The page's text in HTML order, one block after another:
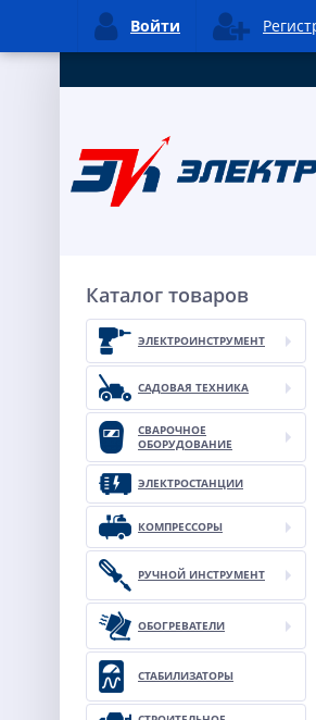
Каталог товаров
ЭЛЕКТРОИНСТРУМЕНТ
САДОВАЯ ТЕХНИКА
СВАРОЧНОЕ
ОБОРУДОВАНИЕ
ЭЛЕКТРОСТАНЦИИ
КОМПРЕССОРЫ
РУЧНОЙ ИНСТРУМЕНТ
ОБОГРЕВАТЕЛИ
СТАБИЛИЗАТОРЫ
Войти